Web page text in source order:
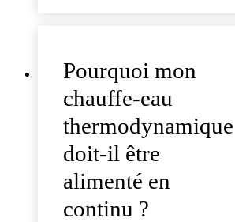
Pourquoi mon
chauffe-eau
thermodynamique
doit-il être
alimenté en
continu ?